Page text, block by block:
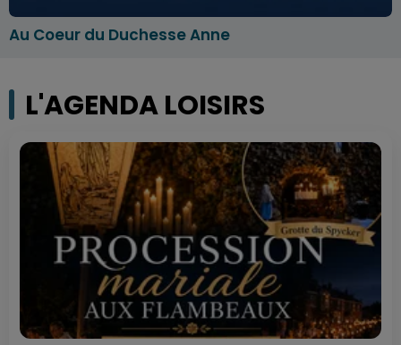
Au Coeur du Duchesse Anne
L'AGENDA LOISIRS